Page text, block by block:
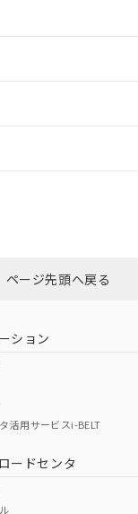
（アメリカ
この
その他の認証はこ
ページ先頭へ戻る
ション
活用サービスi-BELT
ードセンタ